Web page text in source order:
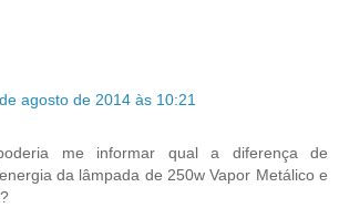
agosto de 2014 às 10:21
me informar qual a diferença de
da lâmpada de 250w Vapor Metálico e